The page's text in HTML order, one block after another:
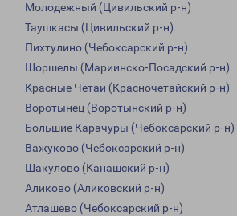
Молодежный (Цивильский р-н)
Таушкасы (Цивильский р-н)
Пихтулино (Чебоксарский р-н)
Шоршелы (Мариинско-Посадский р-н)
Красные Четаи (Красночетайский р-н)
Воротынец (Воротынский р-н)
Большие Карачуры (Чебоксарский р-н)
Важуково (Чебоксарский р-н)
Шакулово (Канашский р-н)
Аликово (Аликовский р-н)
Атлашево (Чебоксарский р-н)